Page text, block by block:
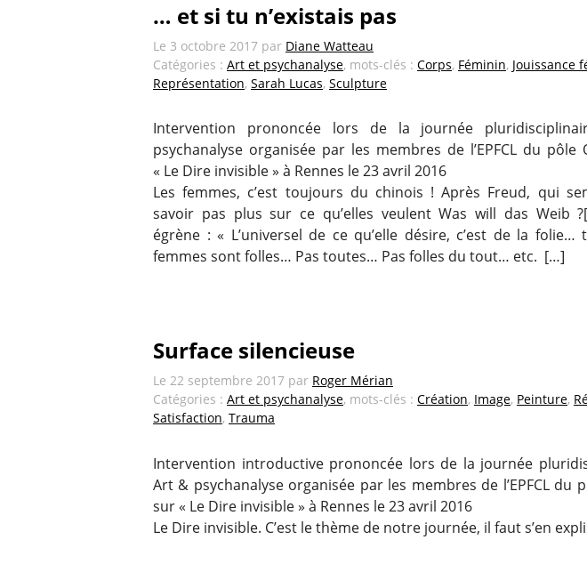
… et si tu n’existais pas
Le 3 octobre 2017 par Diane Watteau
Catégories : Art et psychanalyse, mots-clés : Corps, Féminin, Jouissance
Représentation, Sarah Lucas, Sculpture
Intervention prononcée lors de la journée
psychanalyse organisée par les membres de l’EPFCL du pôle
« Le Dire invisible » à Rennes le 23 avril 2016
Les femmes, c’est toujours du chinois ! Après Freud, qui
savoir pas plus sur ce qu’elles veulent Was will das Weib
égrène : « L’universel de ce qu’elle désire, c’est de la folie…
femmes sont folles… Pas toutes… Pas folles du tout… etc. […]
Surface silencieuse
Le 22 septembre 2017 par Roger Mérian
Catégories : Art et psychanalyse, mots-clés : Création, Image, Peinture,
Satisfaction, Trauma
Intervention introductive prononcée lors de la journée
Art & psychanalyse organisée par les membres de l’EPFCL du
sur « Le Dire invisible » à Rennes le 23 avril 2016
Le Dire invisible. C’est le thème de notre journée, il faut s’en